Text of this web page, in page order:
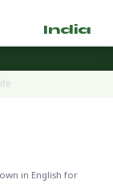
India
in English for